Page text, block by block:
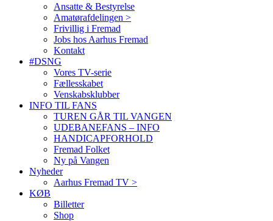
Ansatte & Bestyrelse
Amatørafdelingen >
Frivillig i Fremad
Jobs hos Aarhus Fremad
Kontakt
#DSNG
Vores TV-serie
Fællesskabet
Venskabsklubber
INFO TIL FANS
TUREN GÅR TIL VANGEN
UDEBANEFANS – INFO
HANDICAPFORHOLD
Fremad Folket
Ny på Vangen
Nyheder
Aarhus Fremad TV >
KØB
Billetter
Shop